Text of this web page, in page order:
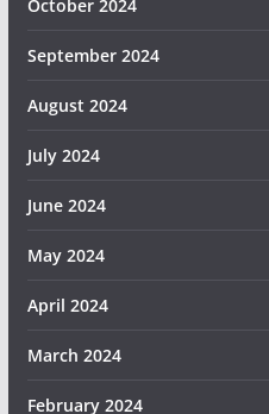
October 2024
September 2024
August 2024
July 2024
June 2024
May 2024
April 2024
March 2024
February 2024